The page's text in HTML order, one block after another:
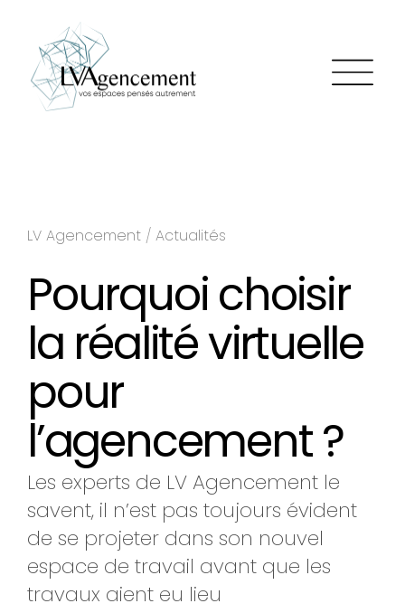
LV Agencement/Actualités
Pourquoi choisir
la réalité virtuelle
pour
l’agencement ?
Les experts de LV Agencement le
savent, il n’est pas toujours évident
de se projeter dans son nouvel
espace de travail avant que les
travaux aient eu lieu